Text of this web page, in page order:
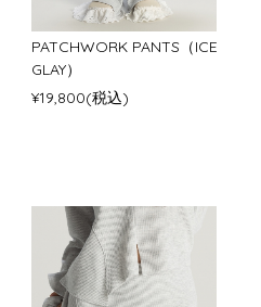
PATCHWORK PANTS（ICE
GLAY）
¥19,800(税込)